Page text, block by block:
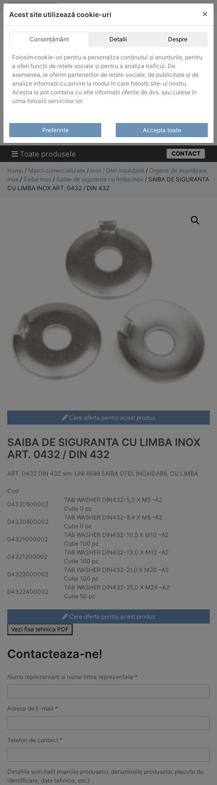
Skip
ACHIZITII PUBLICE
Produsele pot fi achizitionate si in sistemul SEAP / SICAP
Products
Toate produsele CONTACT
Home / Marci comercializate / Inox / Otel inoxidabil / Organe de asamblare
inox / Saibe inox / Saibe de siguranta cu limba inox / SAIBA DE SIGURANTA
CU LIMBA INOX ART. 0432 / DIN 432
Cere oferta pentru acest produs
SAIBA DE SIGURANTA CU LIMBA INOX
ART. 0432 / DIN 432
ART. 0432 DIN 432 sim. UNI 6599 SAIBA OTEL INOXIDABIL CU LIMBA
Cod
04320500002
TAB WASHER DIN432-5,3 X M5 –A2
Cutie 0 pz
04320800002
TAB WASHER DIN432-8,4 X M8 –A2
Cutie 0 pz
04321000002
TAB WASHER DIN432-10,5 X M10 –A2
Cutie 100 pz
04321200002
TAB WASHER DIN432-13,0 X M12 –A2
Cutie 100 pz
04322000002
TAB WASHER DIN432-21,0 X M20 –A2
Cutie 100 pz
04322400002
TAB WASHER DIN432-25,0 X M24 –A2
Cutie 50 pz
Cere oferta pentru acest produs
Vezi fisa tehnica PDF
Contacteaza-ne!
Nume reprezentant si nume firma reprezentata *
Adresa de E-mail *
Telefon de contact *
Detaliile solicitarii (marcile produselor, denumireile produselor, placute de
identificare, date tehnice, etc.)
Acest site utilizează cookie-uri ×
Consimțământ Detalii Despre
Folosim cookie-uri pentru a personaliza conținutul și anunțurile, pentru
a oferi funcții de rețele sociale și pentru a analiza traficul. De
asemenea, le oferim partenerilor de rețele sociale, de publicitate și de
analize informații cu privire la modul în care folosiți site-ul nostru.
Aceștia le pot combina cu alte informații oferite de dvs. sau culese în
urma folosirii serviciilor lor.
Preferinte Accepta toate